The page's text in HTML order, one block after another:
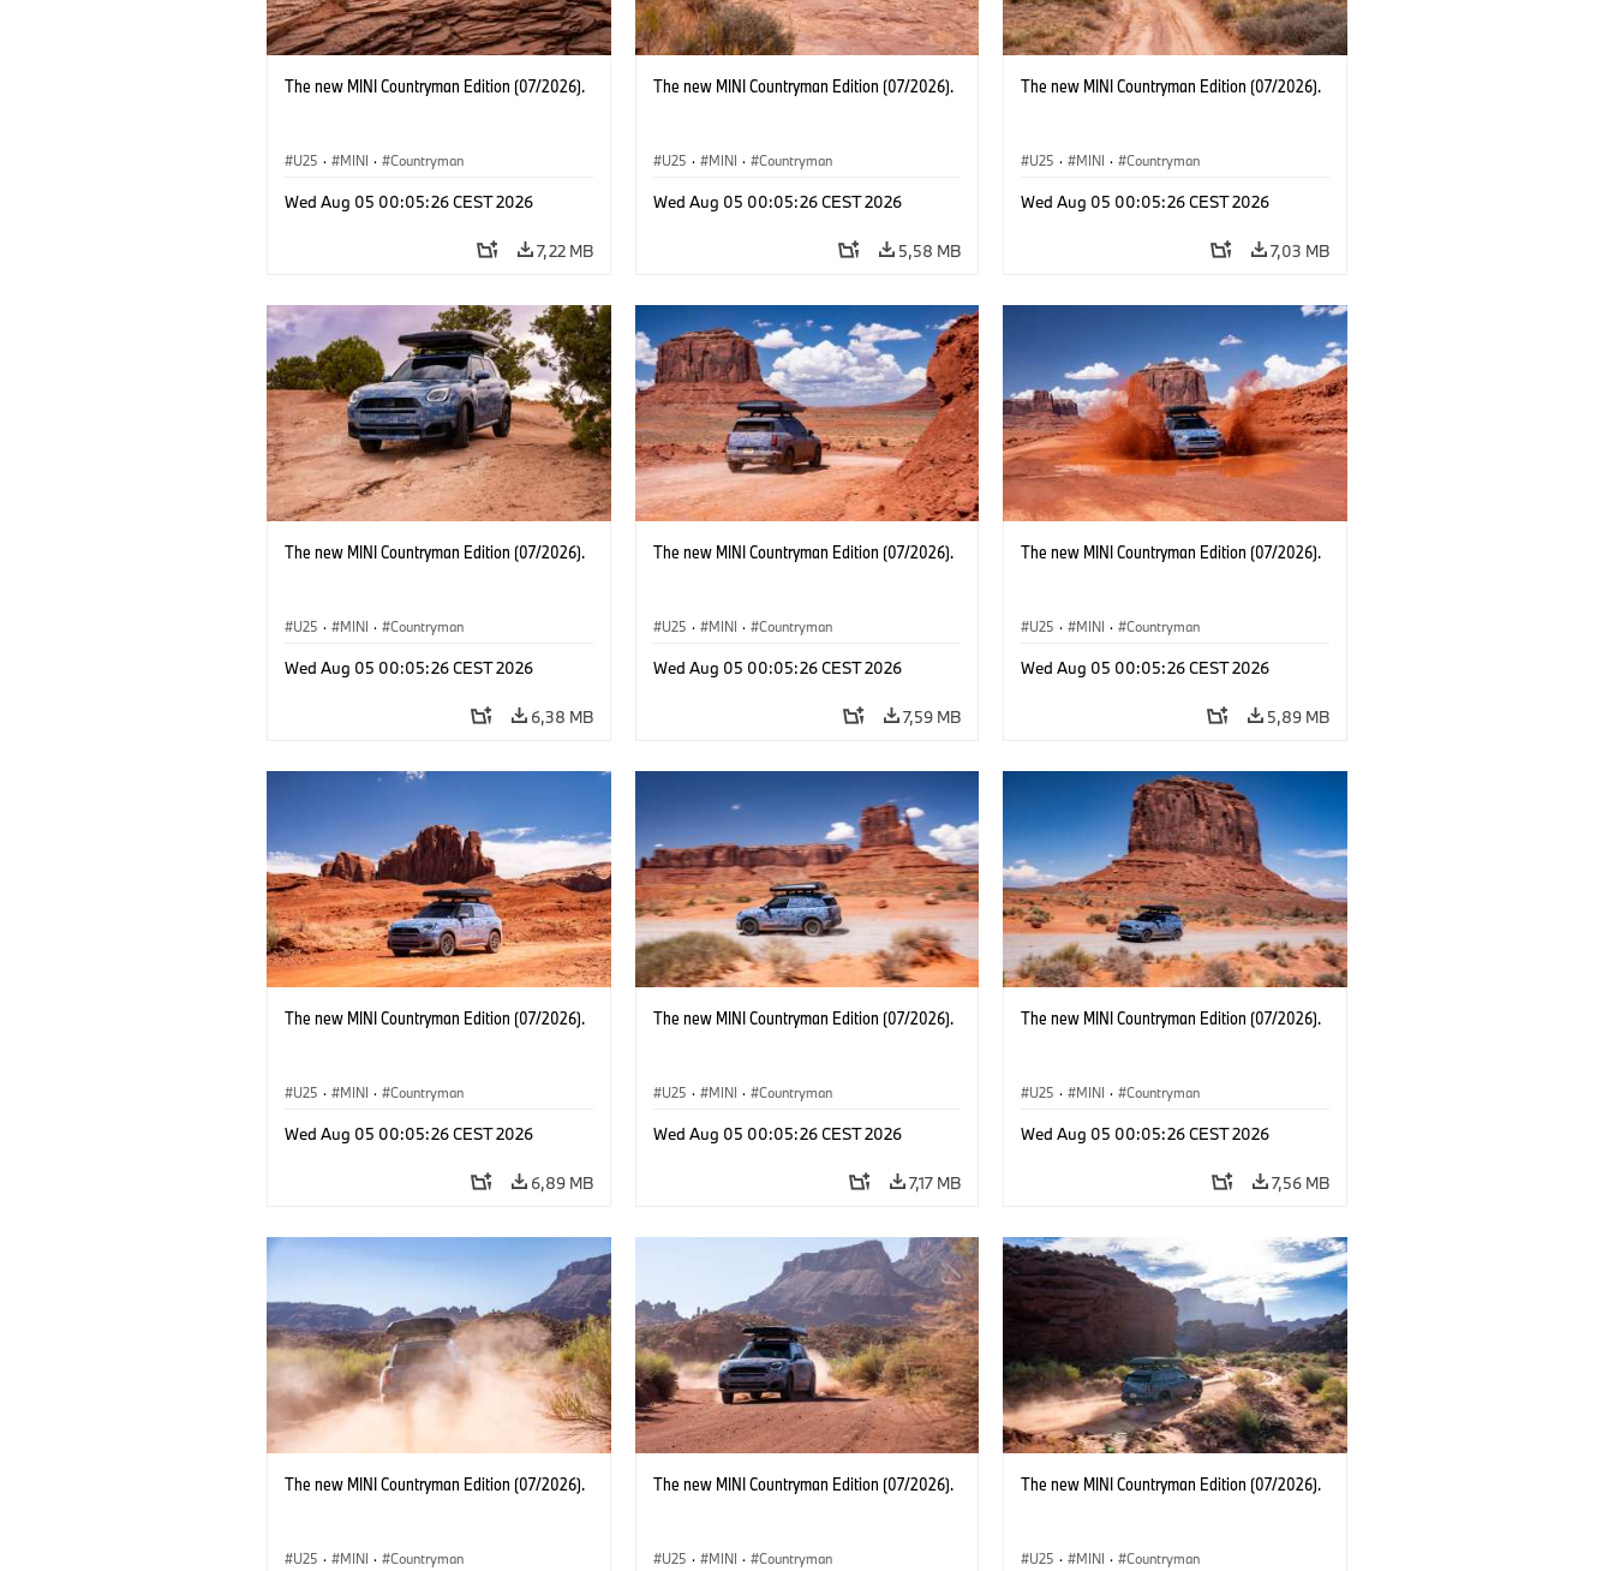
The new MINI Countryman Edition (07/2026).
U25 · MINI · Countryman
Wed Aug 05 00:05:26 CEST 2026
7,22 MB
The new MINI Countryman Edition (07/2026).
U25 · MINI · Countryman
Wed Aug 05 00:05:26 CEST 2026
5,58 MB
The new MINI Countryman Edition (07/2026).
U25 · MINI · Countryman
Wed Aug 05 00:05:26 CEST 2026
7,03 MB
The new MINI Countryman Edition (07/2026).
U25 · MINI · Countryman
Wed Aug 05 00:05:26 CEST 2026
6,38 MB
The new MINI Countryman Edition (07/2026).
U25 · MINI · Countryman
Wed Aug 05 00:05:26 CEST 2026
7,59 MB
The new MINI Countryman Edition (07/2026).
U25 · MINI · Countryman
Wed Aug 05 00:05:26 CEST 2026
5,89 MB
The new MINI Countryman Edition (07/2026).
U25 · MINI · Countryman
Wed Aug 05 00:05:26 CEST 2026
6,89 MB
The new MINI Countryman Edition (07/2026).
U25 · MINI · Countryman
Wed Aug 05 00:05:26 CEST 2026
7,17 MB
The new MINI Countryman Edition (07/2026).
U25 · MINI · Countryman
Wed Aug 05 00:05:26 CEST 2026
7,56 MB
The new MINI Countryman Edition (07/2026).
U25 · MINI · Countryman
The new MINI Countryman Edition (07/2026).
U25 · MINI · Countryman
The new MINI Countryman Edition (07/2026).
U25 · MINI · Countryman